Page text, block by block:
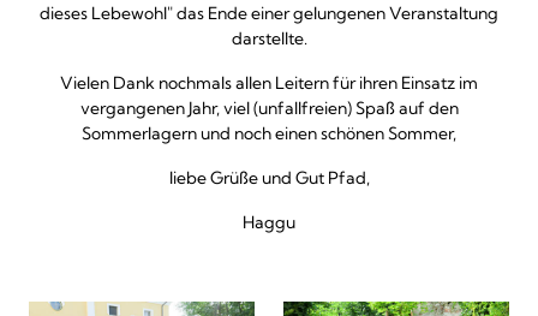
dieses Lebewohl" das Ende einer gelungenen Veranstaltung
darstellte.
Vielen Dank nochmals allen Leitern für ihren Einsatz im
vergangenen Jahr, viel (unfallfreien) Spaß auf den
Sommerlagern und noch einen schönen Sommer,
liebe Grüße und Gut Pfad,
Haggu